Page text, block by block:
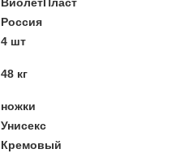
Россия
4 шт
48 кг
ножки
Унисекс
Кремовый